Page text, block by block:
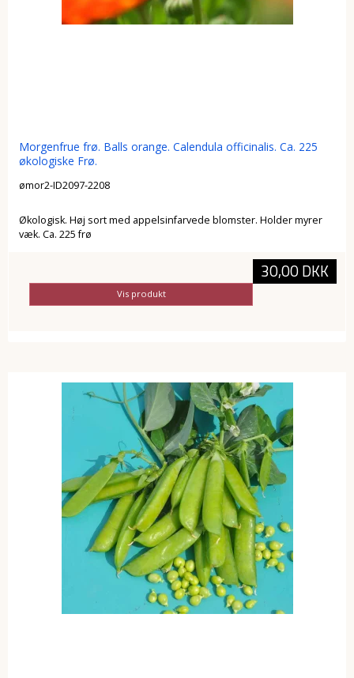
Morgenfrue frø. Balls orange. Calendula officinalis. Ca. 225
økologiske Frø.
ømor2-ID2097-2208
Økologisk. Høj sort med appelsinfarvede blomster. Holder myrer
væk. Ca. 225 frø
30,00 DKK
Vis produkt